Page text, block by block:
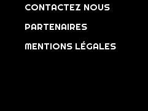
CONTACTEZ NOUS
PARTENAIRES
MENTIONS LÉGALES